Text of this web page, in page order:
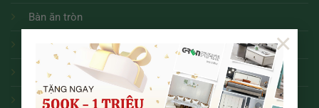
×
Bàn ăn tròn
Bàn ăn
Sofa
Bàn trà